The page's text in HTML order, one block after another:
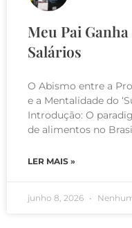
Meu Pai
Salários
O Abismo entre a
e a Mentalidade do
Introdução: O
de alimentos no
LER MAIS »
junho 8, 2026